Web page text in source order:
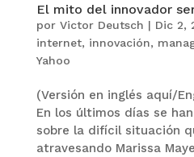
El mito del innovador
por Victor Deutsch | Dic 2,
internet, innovación,
Yahoo
(Versión en inglés aquí/
En los últimos días se
sobre la difícil situación
atravesando Marissa